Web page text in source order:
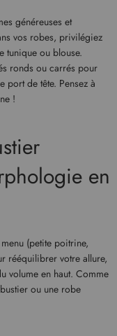
généreuses et
vos robes, privilégiez
tunique ou blouse.
ronds ou carrés pour
port de tête. Pensez à
!
en
(petite poitrine,
rééquilibrer votre allure,
volume en haut. Comme
ou une robe